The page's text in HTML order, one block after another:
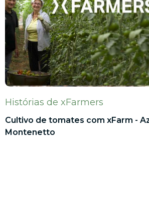
Histórias de xFarmers
Cultivo de tomates com xFarm -
Montenetto